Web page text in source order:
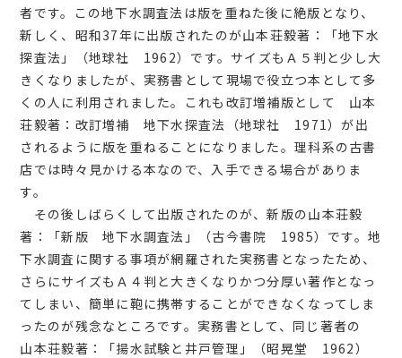
者です。この地下水調査法は版を重ねた後に絶版となり、
新しく、昭和37年に出版されたのが山本荘毅著：「地下水
探査法」（地球社 1962）です。サイズもＡ５判と少し大
きくなりましたが、実務書として現場で役立つ本として多
くの人に利用されました。これも改訂増補版として 山本
荘毅著：改訂増補 地下水探査法（地球社 1971）が出
されるように版を重ねることになりました。理科系の古書
店では時々見かける本なので、入手できる場合がありま
す。
その後しばらくして出版されたのが、新版の山本荘毅
著：「新版 地下水調査法」（古今書院 1985）です。地
下水調査に関する事項が網羅された実務書となったため、
さらにサイズもＡ４判と大きくなりかつ分厚い著作となっ
てしまい、簡単に鞄に携帯することができなくなってしま
ったのが残念なところです。実務書として、同じ著者の
山本荘毅著：「揚水試験と井戸管理」（昭晃堂 1962）